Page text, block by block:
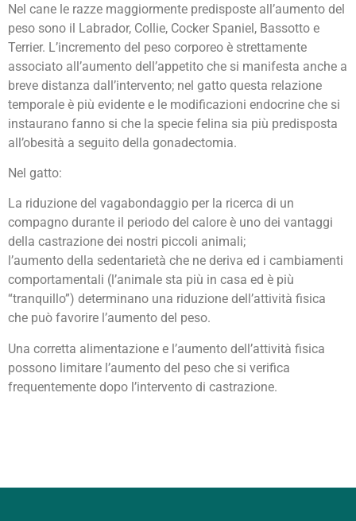
Nel cane le razze maggiormente predisposte all’aumento del
peso sono il Labrador, Collie, Cocker Spaniel, Bassotto e
Terrier. L’incremento del peso corporeo è strettamente
associato all’aumento dell’appetito che si manifesta anche a
breve distanza dall’intervento; nel gatto questa relazione
temporale è più evidente e le modificazioni endocrine che si
instaurano fanno si che la specie felina sia più predisposta
all’obesità a seguito della gonadectomia.
Nel gatto:
La riduzione del vagabondaggio per la ricerca di un
compagno durante il periodo del calore è uno dei vantaggi
della castrazione dei nostri piccoli animali;
l’aumento della sedentarietà che ne deriva ed i cambiamenti
comportamentali (l’animale sta più in casa ed è più
“tranquillo”) determinano una riduzione dell’attività fisica
che può favorire l’aumento del peso.
Una corretta alimentazione e l’aumento dell’attività fisica
possono limitare l’aumento del peso che si verifica
frequentemente dopo l’intervento di castrazione.